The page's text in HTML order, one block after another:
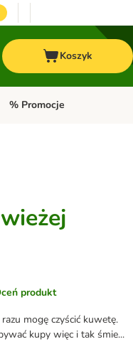
Koszyk
Otwórz menu kategorii: Top
% Promocje
produkt
mogę czyścić kuwetę.
kupy więc i tak śmie...